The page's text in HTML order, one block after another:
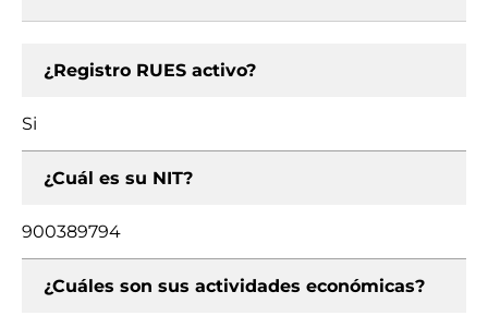
¿Registro RUES activo?
Si
¿Cuál es su NIT?
900389794
¿Cuáles son sus actividades económicas?